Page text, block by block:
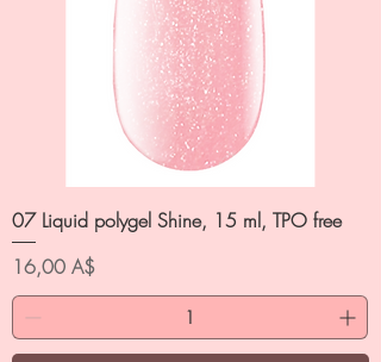
07 Liquid polygel Shine, 15 ml, TPO free
Цена
16,00 A$